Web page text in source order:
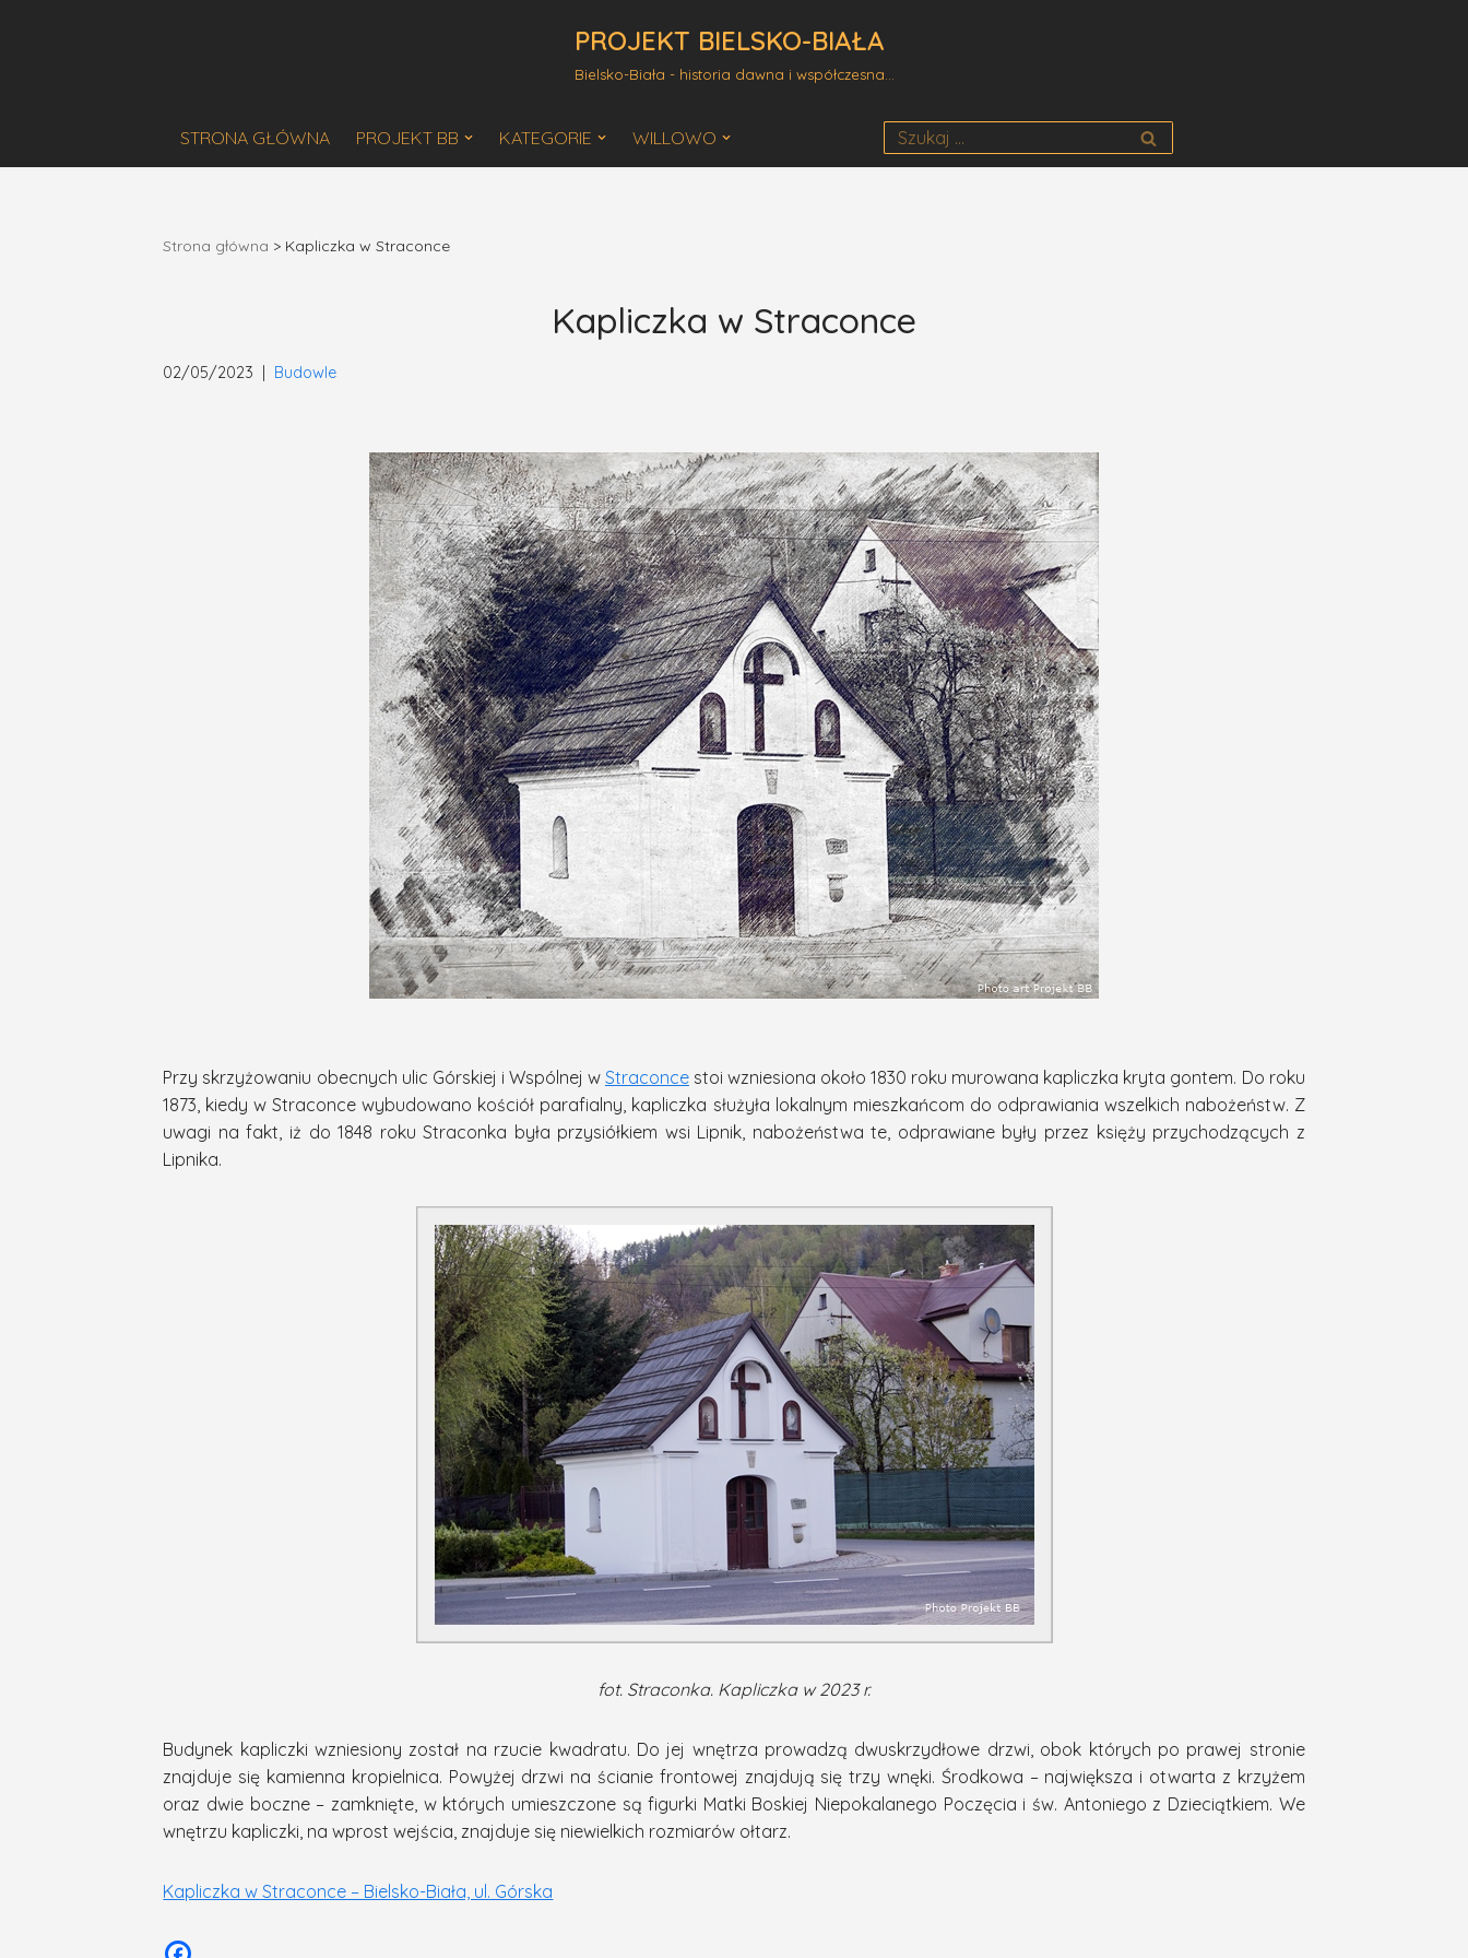
PROJEKT BIELSKO-BIAŁA
Bielsko-Biała - historia dawna i współczesna...
STRONA GŁÓWNA PROJEKT BB KATEGORIE WILLOWO
Strona główna > Kapliczka w Straconce
Kapliczka w Straconce
02/05/2023 Budowle
Przy skrzyżowaniu obecnych ulic Górskiej i Wspólnej w Straconcestoi wzniesiona około 1830 roku murowana kapliczka kryta gontem. Do roku
1873, kiedy w Straconce wybudowano kościół parafialny, kapliczka służyła lokalnym mieszkańcom do odprawiania wszelkich nabożeństw. Z
uwagi na fakt, iż do 1848 roku Straconka była przysiółkiem wsi Lipnik, nabożeństwa te, odprawiane były przez księży przychodzących z
Lipnika.
fot. Straconka. Kapliczka w 2023 r.
Budynek kapliczki wzniesiony został na rzucie kwadratu. Do jej wnętrza prowadzą dwuskrzydłowe drzwi, obok których po prawej stronie
znajduje się kamienna kropielnica. Powyżej drzwi na ścianie frontowej znajdują się trzy wnęki. Środkowa – największa i otwarta z krzyżem
oraz dwie boczne – zamknięte, w których umieszczone są figurki Matki Boskiej Niepokalanego Poczęcia i św. Antoniego z Dzieciątkiem. We
wnętrzu kapliczki, na wprost wejścia, znajduje się niewielkich rozmiarów ołtarz.
Kapliczka w Straconce – Bielsko-Biała, ul. Górska